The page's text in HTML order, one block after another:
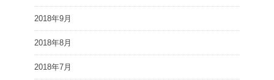
2018年9月
2018年8月
2018年7月